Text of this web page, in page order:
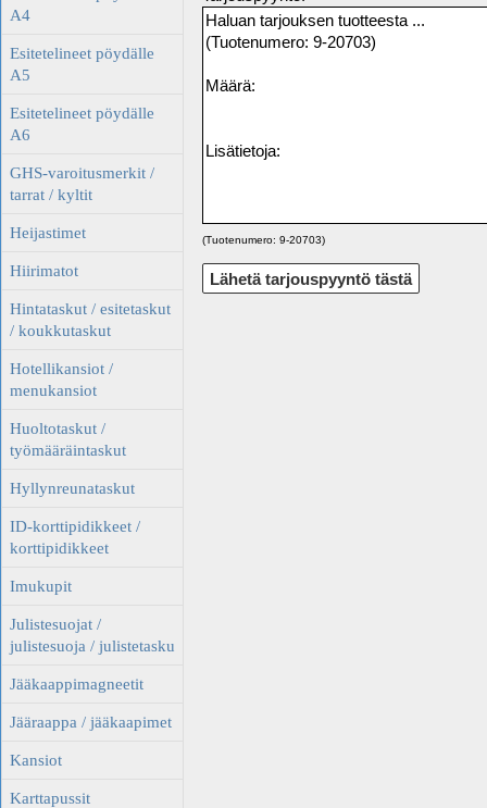
A4
Esitetelineet pöydälle
A5
Esitetelineet pöydälle
A6
GHS-varoitusmerkit /
tarrat / kyltit
Heijastimet
Hiirimatot
Hintataskut / esitetaskut
/ koukkutaskut
Hotellikansiot /
menukansiot
Huoltotaskut /
työmääräintaskut
Hyllynreunataskut
ID-korttipidikkeet /
korttipidikkeet
Imukupit
Julistesuojat /
julistesuoja / julistetasku
Jääkaappimagneetit
Jääraappa / jääkaapimet
Kansiot
Karttapussit
(Tuotenumero: 9-20703)